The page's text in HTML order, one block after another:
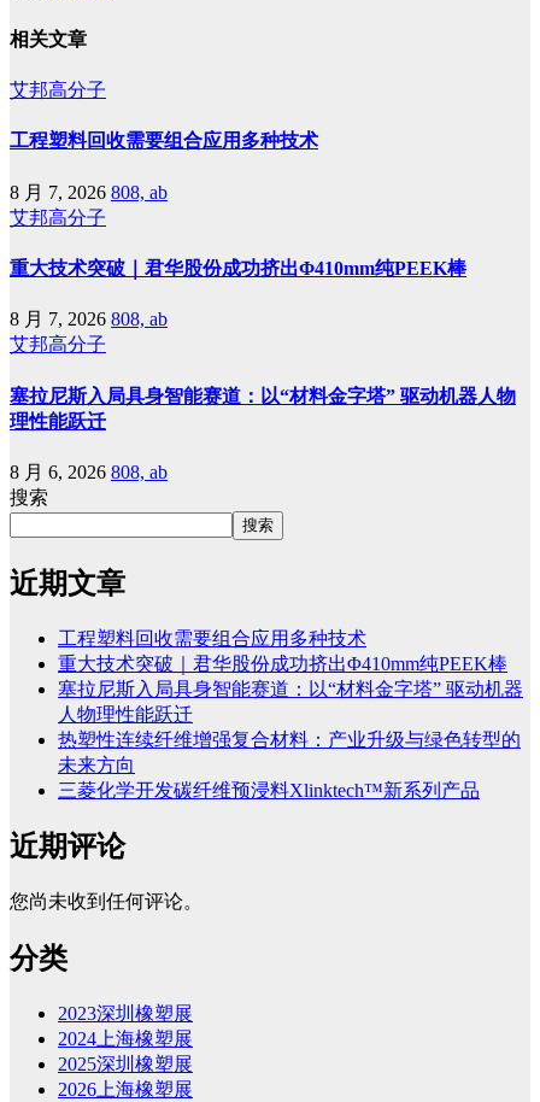
相关文章
艾邦高分子
工程塑料回收需要组合应用多种技术
8 月 7, 2026 808, ab
艾邦高分子
重大技术突破｜君华股份成功挤出Φ410mm纯PEEK棒
8 月 7, 2026 808, ab
艾邦高分子
塞拉尼斯入局具身智能赛道：以“材料金字塔” 驱动机器人物
理性能跃迁
8 月 6, 2026 808, ab
搜索
搜索
近期文章
工程塑料回收需要组合应用多种技术
重大技术突破｜君华股份成功挤出Φ410mm纯PEEK棒
塞拉尼斯入局具身智能赛道：以“材料金字塔” 驱动机器
人物理性能跃迁
热塑性连续纤维增强复合材料：产业升级与绿色转型的
未来方向
三菱化学开发碳纤维预浸料Xlinktech™新系列产品
近期评论
您尚未收到任何评论。
分类
2023深圳橡塑展
2024上海橡塑展
2025深圳橡塑展
2026上海橡塑展